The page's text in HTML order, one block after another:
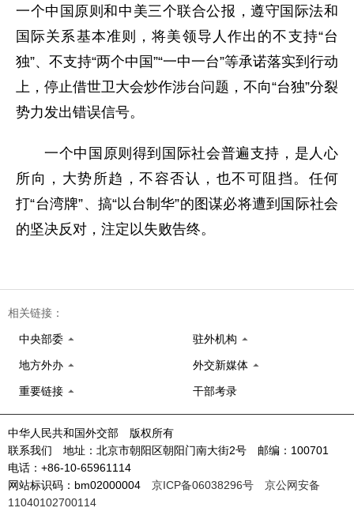
一个中国原则和中美三个联合公报，遵守国际法和
国际关系基本准则，将美领导人作出的不支持“台
独”、不支持“两个中国”“一中一台”等承诺落实到行动
上，停止借世卫大会炒作涉台问题，不向“台独”分裂
势力发出错误信号。
一个中国原则得到国际社会普遍支持，是人心
所向，大势所趋，不容否认，也不可阻挡。任何
打“台湾牌”、搞“以台制华”的图谋必将遭到国际社会
的坚决反对，注定以失败告终。
相关链接：
中央部委 驻外机构
地方外办 外交新媒体
重要链接 干部考录
中华人民共和国外交部 版权所有
联系我们 地址：北京市朝阳区朝阳门南大街2号 邮编：100701
电话：+86-10-65961114
网站标识码：bm02000004 京ICP备06038296号
京公网安备
11040102700114